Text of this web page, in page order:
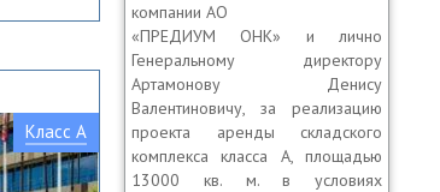
Класс A
компании АО
«ПРЕДИУМ ОНК» и лично
Генеральному директору
Артамонову Денису
Валентиновичу, за реализацию
проекта аренды складского
комплекса класса А, площадью
13000 кв. м. в условиях